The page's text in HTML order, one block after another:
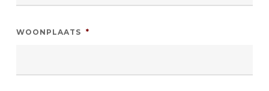
WOONPLAATS *